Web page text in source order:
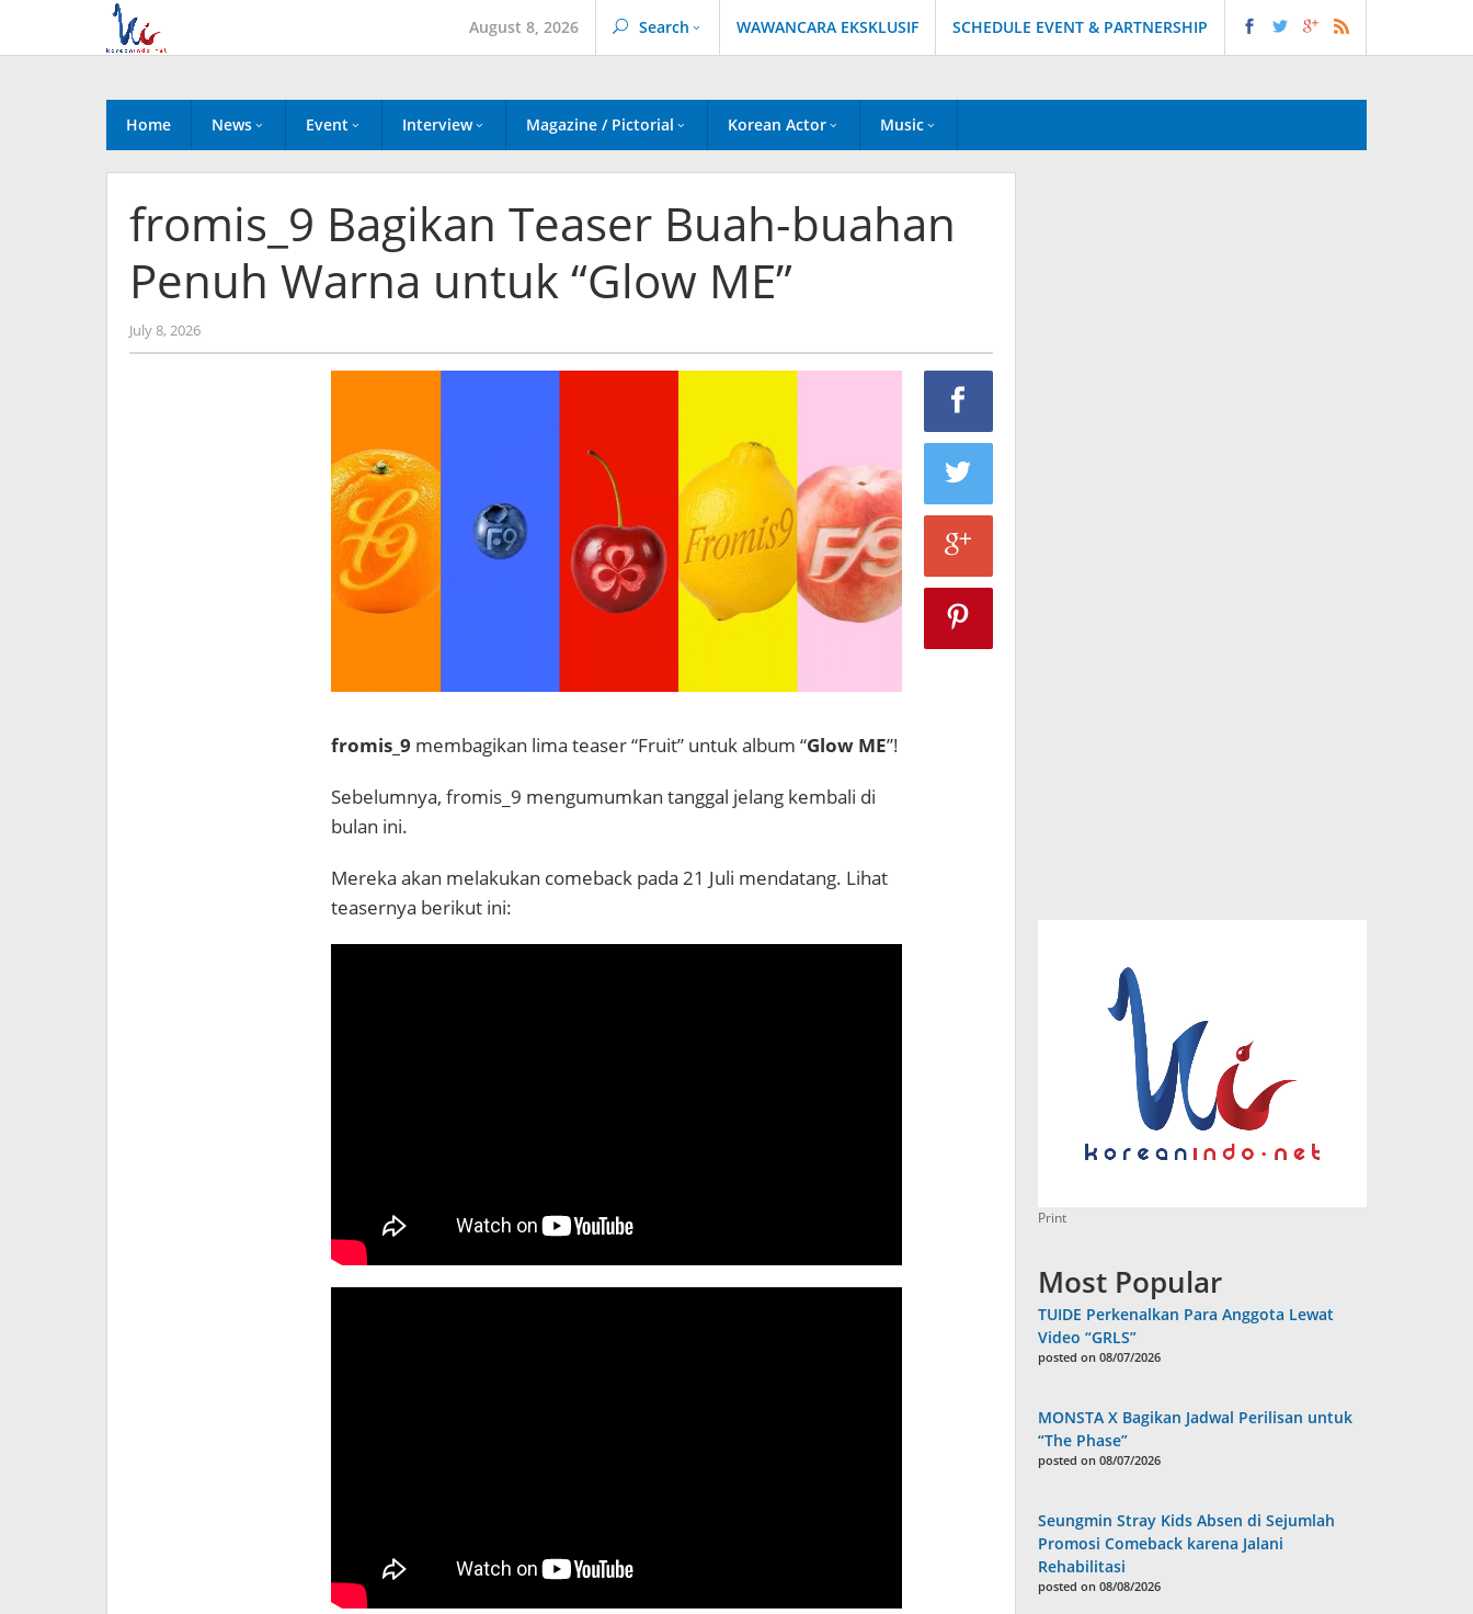
content
August 8, 2026 Search WAWANCARA EKSKLUSIF SCHEDULE EVENT & PARTNERSHIP
Home News Event Interview Magazine / Pictorial Korean Actor Music
fromis_9 Bagikan Teaser Buah-buahan
Penuh Warna untuk “Glow ME”
July 8, 2026by
anisrina
fromis_9 membagikan lima teaser “Fruit” untuk album “Glow ME”!
Sebelumnya, fromis_9 mengumumkan tanggal jelang kembali di
bulan ini.
Mereka akan melakukan comeback pada 21 Juli mendatang. Lihat
teasernya berikut ini:
Print
Most Popular
TUIDE Perkenalkan Para Anggota Lewat
Video “GRLS”
posted on 08/07/2026
MONSTA X Bagikan Jadwal Perilisan untuk
“The Phase”
posted on 08/07/2026
Seungmin Stray Kids Absen di Sejumlah
Promosi Comeback karena Jalani
Rehabilitasi
posted on 08/08/2026